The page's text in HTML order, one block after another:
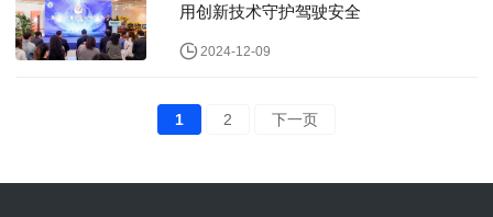
用创新技术守护驾驶安全
2024-12-09
1 2 下一页